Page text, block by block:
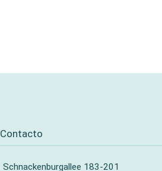
Contacto
Schnackenburgallee 183-201